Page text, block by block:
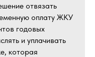
отвязать
оплату ЖКУ
годовых
и уплачивать
которая